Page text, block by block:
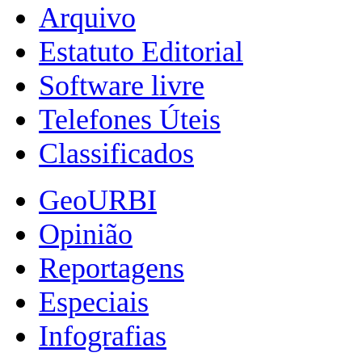
Arquivo
Estatuto Editorial
Software livre
Telefones Úteis
Classificados
GeoURBI
Opinião
Reportagens
Especiais
Infografias